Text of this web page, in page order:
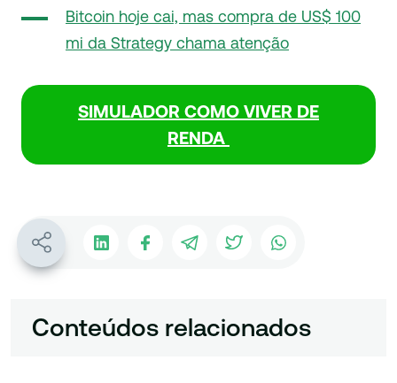
Bitcoin hoje cai, mas compra de US$ 100
mi da Strategy chama atenção
SIMULADOR COMO VIVER DE
RENDA
Conteúdos relacionados